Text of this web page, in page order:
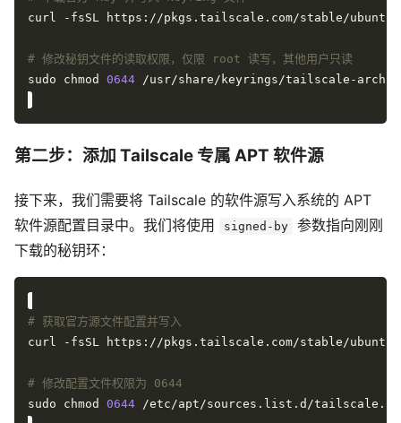
# 修改秘钥文件的读取权限，仅限 root 读写，其他用户只读
sudo chmod 0644
第二步：添加 Tailscale 专属 APT 软件源
接下来，我们需要将 Tailscale 的软件源写入系统的 APT
软件源配置目录中。我们将使用
signed-by
参数指向刚刚
下载的秘钥环：
# 获取官方源文件配置并写入
# 修改配置文件权限为 0644
sudo chmod 0644